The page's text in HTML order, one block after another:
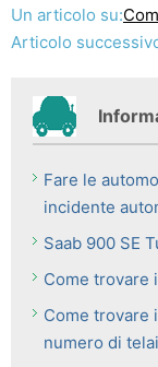
Un articolo su:
Articolo
Fare le
incidente
Saab 900 SE
Come trovare
Come trovare
numero di